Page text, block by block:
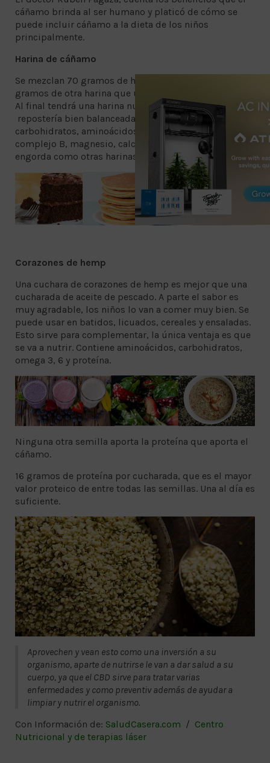
cáñamo brinda al ser humano y platicó de cómo se
puede incluir cáñamo a la dieta de los niños
principalmente.
Harina de cáñamo
Se mezclan 70 gramos de harina de cáñamo y 100
gramos de otra harina que use para hacer sus postres.
Al final tendrá una harina nutritiva para hacer
repostería bien balanceada, la harina contiene
carbohidratos, aminoácidos, omegas 3 y 6, todo el
complejo B, magnesio, calcio, zinc y fósforo, no
engorda como otras harinas, sino, nutre.
Corazones de hemp
Una cuchara de corazones de hemp es mejor que una
cucharada de aceite de pescado. A parte el sabor es
muy agradable, los niños lo van a comer muy bien. Se
puede usar en batidos, licuados, cereales y ensaladas.
Esto sirve para complementar, la única ventaja es que
se va a nutrir. Contiene aminoácidos, carbohidratos,
omega 3, 6 y proteína.
Ninguna otra semilla aporta la proteína que aporta el
cáñamo.
16 gramos de proteína por cucharada, que es el mayor
valor proteico de entre todas las semillas. Una al día es
suficiente.
Aprovechen y vean esto como una inversión a su
organismo, aparte de nutrirse le van a dar salud a su
cuerpo, ya que el CBD sirve para tratar varias
enfermedades y como preventiv además de ayudar a
limpiar y nutrir el organismo.
Con Información de: SaludCasera.com / Centro
Nutricional y de terapias láser